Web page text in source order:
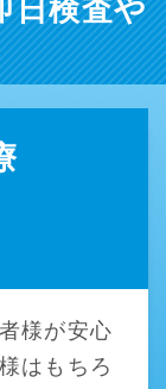
日検査や
様が安心
はもちろ